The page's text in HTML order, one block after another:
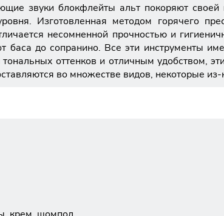
звуки блокфлейты альт покоряют
Изготовленная методом горячего
несомненной прочностью и
до сопранино. Все эти инструменты
оттенков и отличным удобством,
во множестве видов, некоторые